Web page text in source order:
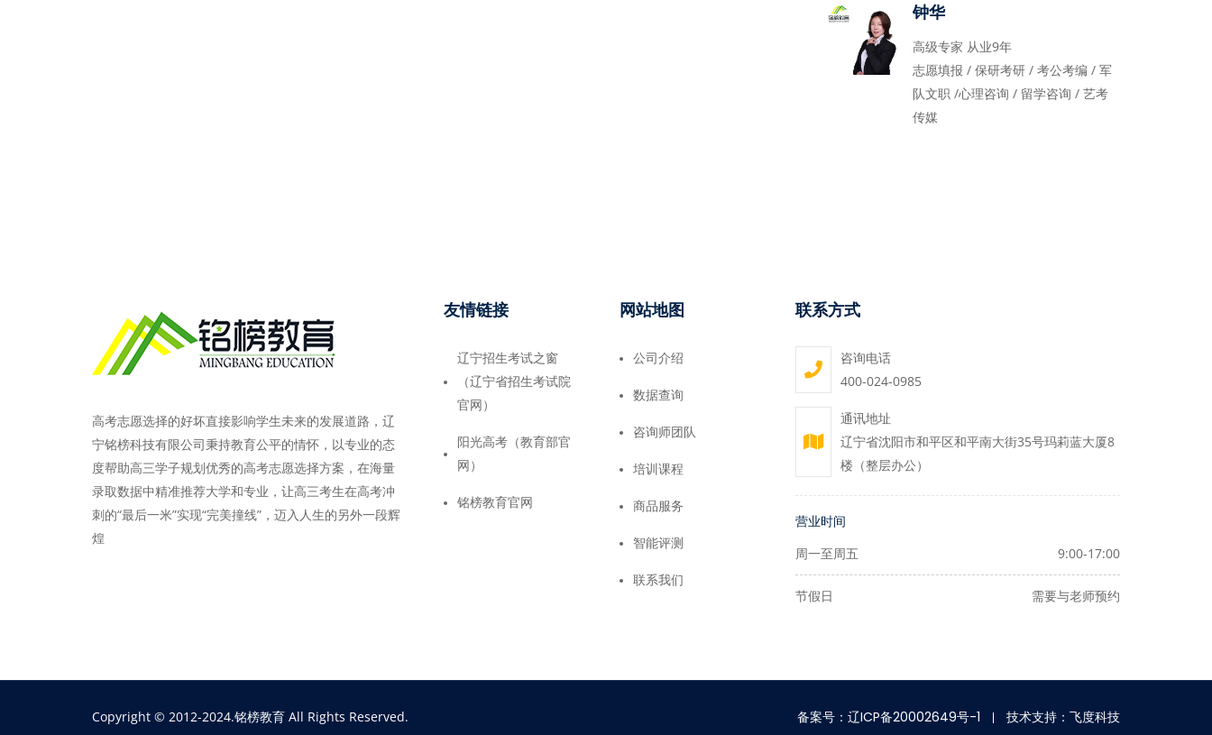
钟华
高级专家 从业9年
志愿填报 / 保研考研 / 考公考编 / 军
队文职 /心理咨询 / 留学咨询 / 艺考
传媒
高考志愿选择的好坏直接影响学生未来的发展道路，辽
宁铭榜科技有限公司秉持教育公平的情怀，以专业的态
度帮助高三学子规划优秀的高考志愿选择方案，在海量
录取数据中精准推荐大学和专业，让高三考生在高考冲
刺的“最后一米”实现“完美撞线”，迈入人生的另外一段辉
煌
友情链接
辽宁招生考试之窗
（辽宁省招生考试院
官网）
阳光高考（教育部官
网）
铭榜教育官网
网站地图
公司介绍
数据查询
咨询师团队
培训课程
商品服务
智能评测
联系我们
联系方式
咨询电话
400-024-0985
通讯地址
辽宁省沈阳市和平区和平南大街35号玛莉蓝大厦8
楼（整层办公）
营业时间
周一至周五 9:00-17:00
节假日 需要与老师预约
Copyright © 2012-2024.铭榜教育 All Rights Reserved. 备案号：辽ICP备20002649号-1 技术支持：飞度科技